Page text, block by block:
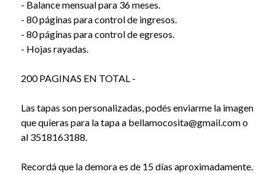
- Balance mensual para 36 meses.
- 80 páginas para control de ingresos.
- 80 páginas para control de egresos.
- Hojas rayadas.
200 PAGINAS EN TOTAL -
Las tapas son personalizadas, podés enviarme la imagen
que quieras para la tapa a bellamocosita@gmail.com o
al 3518163188.
Recordá que la demora es de 15 días aproximadamente.